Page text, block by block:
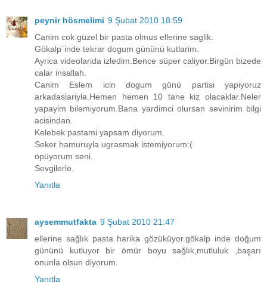
peynir hösmelimi 9 Şubat 2010 18:59
Canim cok güzel bir pasta olmus ellerine saglik.
Gökalp´inde tekrar dogum gününü kutlarim.
Ayrica videolarida izledim.Bence süper caliyor.Birgün bizede
calar insallah.
Canim Eslem icin dogum günü partisi yapiyoruz
arkadaslariyla.Hemen hemen 10 tane kiz olacaklar.Neler
yapayim bilemiyorum.Bana yardimci olursan sevinirim bilgi
acisindan.
Kelebek pastami yapsam diyorum.
Seker hamuruyla ugrasmak istemiyorum:(
öpüyorum seni.
Sevgilerle.
Yanıtla
aysemmutfakta 9 Şubat 2010 21:47
ellerine sağlık pasta harika gözüküyor.gökalp inde doğum
gününü kutluyor bir ömür boyu sağlık,mutluluk ,başarı
onunla olsun diyorum.
Yanıtla